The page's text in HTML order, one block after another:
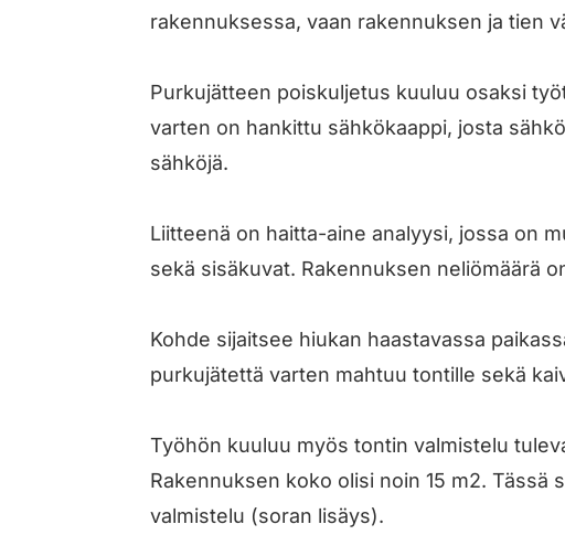
rakennuksessa, vaan rakennuksen ja tien
Purkujätteen poiskuljetus kuuluu osaksi
varten on hankittu sähkökaappi, josta
sähköjä.
Liitteenä on haitta-aine analyysi, jossa on
sekä sisäkuvat. Rakennuksen neliömäärä
Kohde sijaitsee hiukan haastavassa
purkujätettä varten mahtuu tontille sekä
Työhön kuuluu myös tontin valmistelu
Rakennuksen koko olisi noin 15 m2. Tässä
valmistelu (soran lisäys).